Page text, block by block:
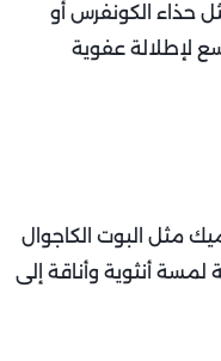
حذاء الكونفرس أو
لإطلالة عفوية
مثل البوت الكاجوال
أنثوية وأناقة إلى